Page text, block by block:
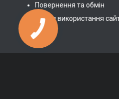
Повернення та обмін
Умови використання